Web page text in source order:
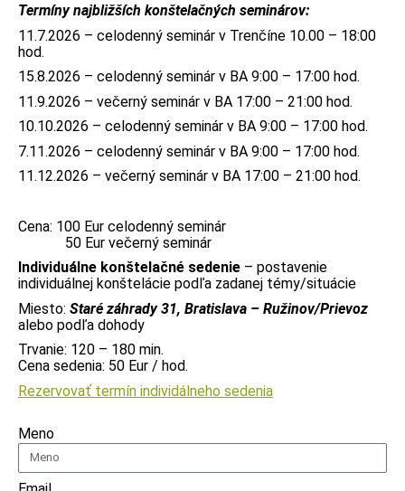
Termíny najbližších konštelačných seminárov:
11.7.2026 – celodenný seminár v Trenčíne 10.00 – 18:00
hod.
15.8.2026 – celodenný seminár v BA 9:00 – 17:00 hod.
11.9.2026 – večerný seminár v BA 17:00 – 21:00 hod.
10.10.2026 – celodenný seminár v BA 9:00 – 17:00 hod.
7.11.2026 – celodenný seminár v BA 9:00 – 17:00 hod.
11.12.2026 – večerný seminár v BA 17:00 – 21:00 hod.
Cena: 100 Eur celodenný seminár
50 Eur večerný seminár
Individuálne konštelačné sedenie – postavenie
individuálnej konštelácie podľa zadanej témy/situácie
Miesto: Staré záhrady 31, Bratislava – Ružinov/Prievoz
alebo podľa dohody
Trvanie: 120 – 180 min.
Cena sedenia: 50 Eur / hod.
Rezervovať termín individálneho sedenia
Meno